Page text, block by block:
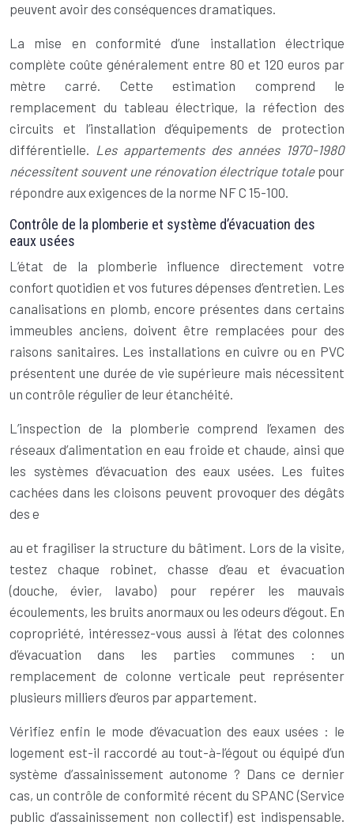
peuvent avoir des conséquences dramatiques.
La mise en conformité d’une installation électrique
complète coûte généralement entre 80 et 120 euros par
mètre carré. Cette estimation comprend le
remplacement du tableau électrique, la réfection des
circuits et l’installation d’équipements de protection
différentielle. Les appartements des années 1970-1980
nécessitent souvent une rénovation électrique totalepour
répondre aux exigences de la norme NF C 15-100.
Contrôle de la plomberie et système d’évacuation des
eaux usées
L’état de la plomberie influence directement votre
confort quotidien et vos futures dépenses d’entretien. Les
canalisations en plomb, encore présentes dans certains
immeubles anciens, doivent être remplacées pour des
raisons sanitaires. Les installations en cuivre ou en PVC
présentent une durée de vie supérieure mais nécessitent
un contrôle régulier de leur étanchéité.
L’inspection de la plomberie comprend l’examen des
réseaux d’alimentation en eau froide et chaude, ainsi que
les systèmes d’évacuation des eaux usées. Les fuites
cachées dans les cloisons peuvent provoquer des dégâts
des e
au et fragiliser la structure du bâtiment. Lors de la visite,
testez chaque robinet, chasse d’eau et évacuation
(douche, évier, lavabo) pour repérer les mauvais
écoulements, les bruits anormaux ou les odeurs d’égout. En
copropriété, intéressez-vous aussi à l’état des colonnes
d’évacuation dans les parties communes : un
remplacement de colonne verticale peut représenter
plusieurs milliers d’euros par appartement.
Vérifiez enfin le mode d’évacuation des eaux usées : le
logement est-il raccordé au tout-à-l’égout ou équipé d’un
système d’assainissement autonome ? Dans ce dernier
cas, un contrôle de conformité récent du SPANC (Service
public d’assainissement non collectif) est indispensable.